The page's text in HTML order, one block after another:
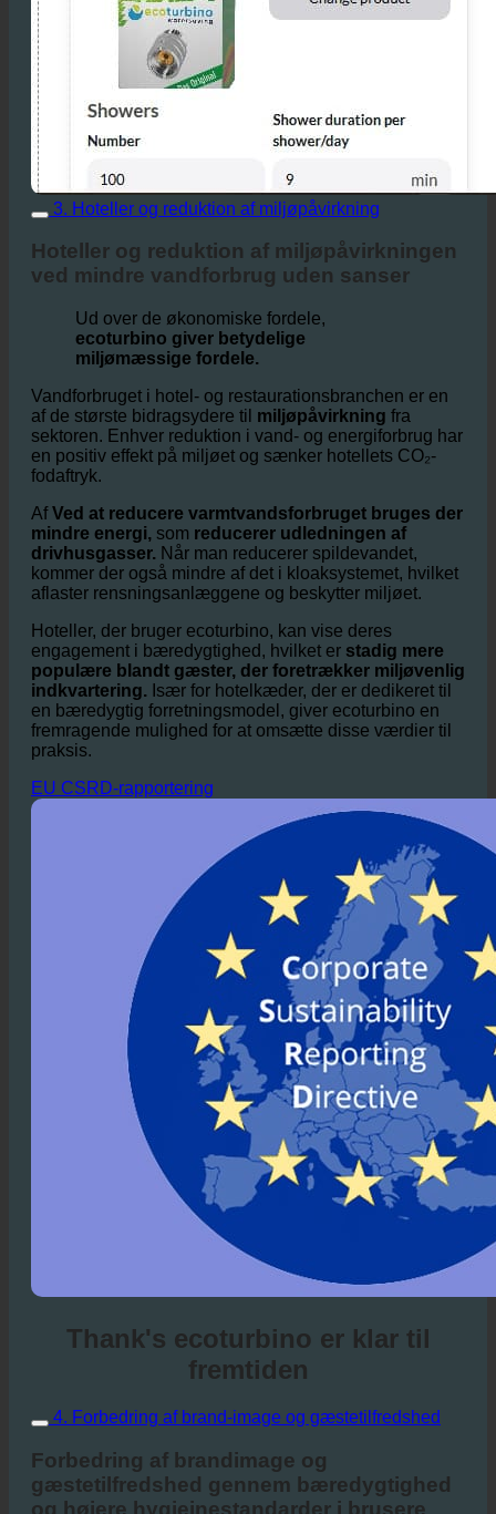
3. Hoteller og reduktion af miljøpåvirkning
ved mindre vandforbrug uden sanser
Ud over de økonomiske fordele,
ecoturbino giver betydelige
miljømæssige fordele.
Vandforbruget i hotel- og restaurationsbranchen er en
af de største bidragsydere tilmiljøpåvirkningfra
sektoren. Enhver reduktion i vand- og energiforbrug har
en positiv effekt på miljøet og sænker hotellets CO₂-
fodaftryk.
AfVed at reducere varmtvandsforbruget bruges der
mindre energi,somreducerer udledningen af
drivhusgasser.Når man reducerer spildevandet,
kommer der også mindre af det i kloaksystemet, hvilket
aflaster rensningsanlæggene og beskytter miljøet.
Hoteller, der bruger ecoturbino, kan vise deres
engagement i bæredygtighed, hvilket erstadig mere
populære blandt gæster, der foretrækker miljøvenlig
indkvartering.Især for hotelkæder, der er dedikeret til
en bæredygtig forretningsmodel, giver ecoturbino en
fremragende mulighed for at omsætte disse værdier til
praksis.
fremtiden
4. Forbedring af brand-image og gæstetilfredshed